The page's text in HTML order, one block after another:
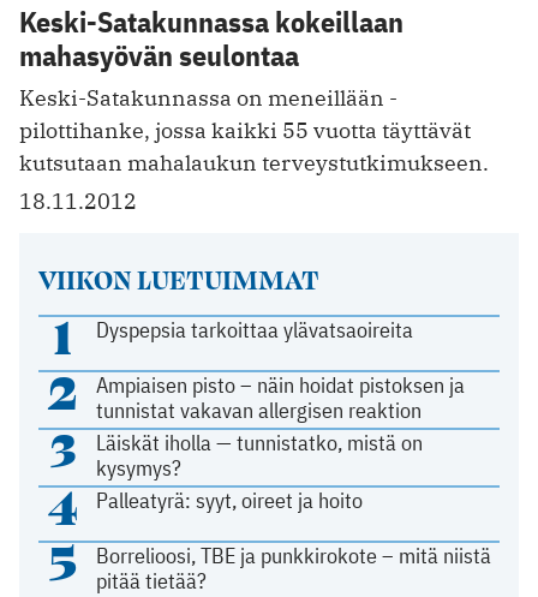
Keski-Satakunnassa kokeillaan
mahasyövän seulontaa
Keski-Satakunnassa on meneillään ­
pilottihanke, jossa kaikki 55 vuotta täyttävät
kutsutaan mahalaukun terveystutkimukseen.
18.11.2012
VIIKON LUETUIMMAT
1 Dyspepsia tarkoittaa ylävatsaoireita
2
Ampiaisen pisto – näin hoidat pistoksen ja
tunnistat vakavan allergisen reaktion
3
Läiskät iholla — tunnistatko, mistä on
kysymys?
4 Palleatyrä: syyt, oireet ja hoito
5
Borrelioosi, TBE ja punkkirokote – mitä niistä
pitää tietää?